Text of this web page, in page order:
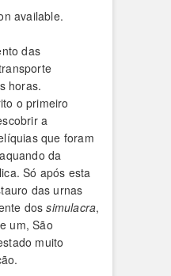
das
horas.
o primeiro
a
que foram
da
Só após esta
das urnas
dossimulacra,
um, São
muito